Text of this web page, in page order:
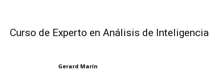
Curso de Experto en Análisis de Inteligencia
Gerard Marín